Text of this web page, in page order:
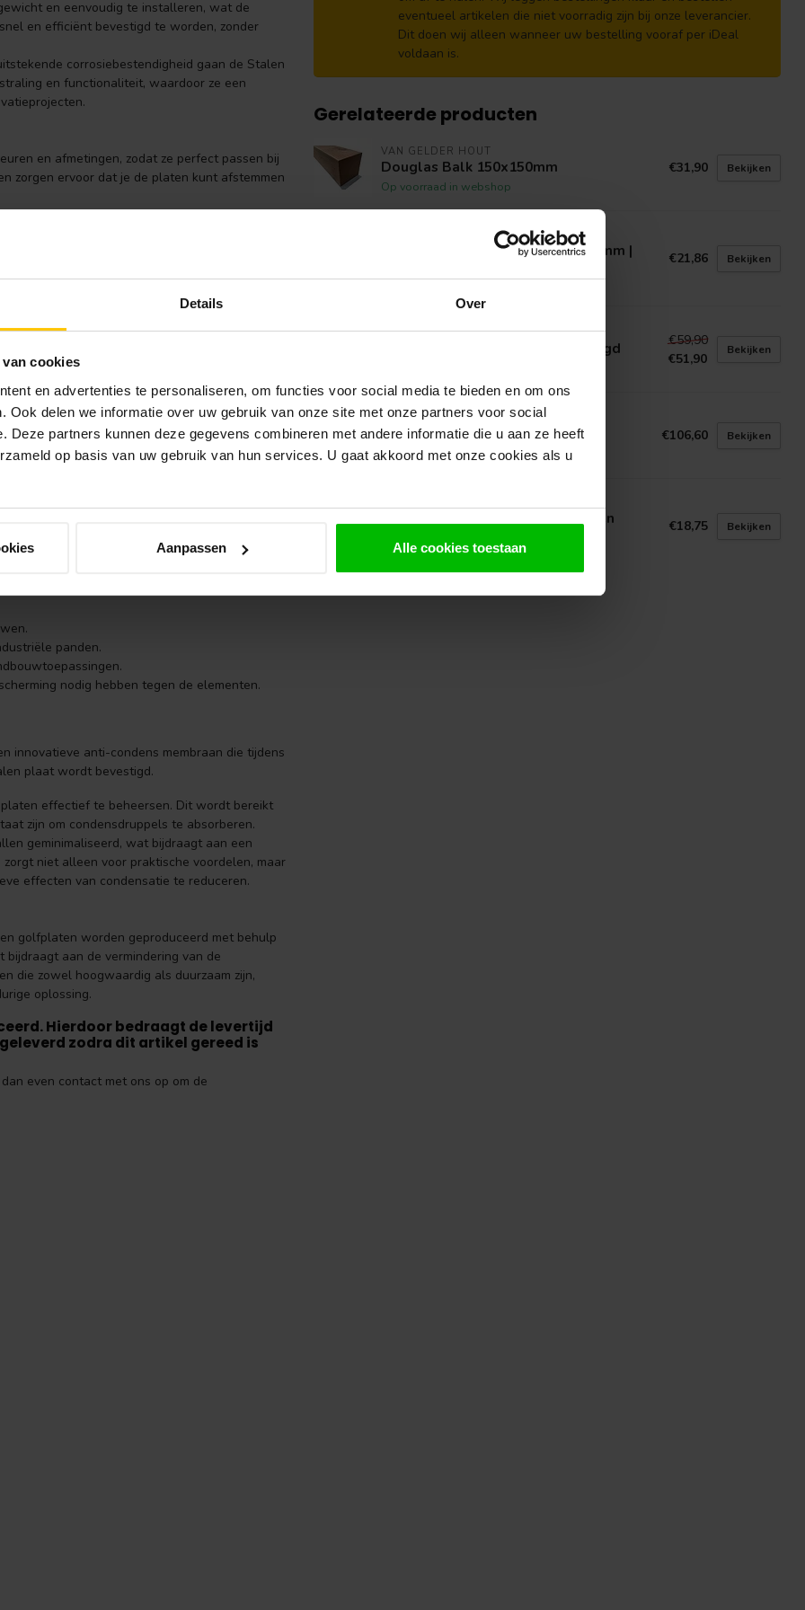
Details Over
cookies
en advertenties te personaliseren, om functies voor social media te bieden en om ons
Ook delen we informatie over uw gebruik van onze site met onze partners voor social
Deze partners kunnen deze gegevens combineren met andere informatie die u aan ze heeft
op basis van uw gebruik van hun services. U gaat akkoord met onze cookies als u
Aanpassen Alle cookies toestaan
en eenvoudig te installeren, wat de
en efficiënt bevestigd te worden, zonder
corrosiebestendigheid gaan de Stalen
en functionaliteit, waardoor ze een
en afmetingen, zodat ze perfect passen bij
zorgen ervoor dat je de platen kunt afstemmen
blauw,groen,grijs, enrood. Er zijn ook
panden.
nodig hebben tegen de elementen.
innovatieve anti-condens membraan die tijdens
plaat wordt bevestigd.
effectief te beheersen. Dit wordt bereikt
zijn om condensdruppels te absorberen.
geminimaliseerd, wat bijdraagt aan een
niet alleen voor praktische voordelen, maar
effecten van condensatie te reduceren.
golfplaten worden geproduceerd met behulp
aan de vermindering van de
die zowel hoogwaardig als duurzaam zijn,
oplossing.
Hierdoor bedraagt de levertijd
zodra dit artikel gereed is
even contact met ons op om de
eventueel artikelen die niet voorradig zijn bij onze leverancier.
Dit doen wij alleen wanneer uw bestelling vooraf per iDeal
voldaan is.
Gerelateerde producten
VAN GELDER HOUT
Douglas Balk 150x150mm
Op voorraad in webshop
€31,90 Bekijken
Bankirai Vlonderplanken 21x145mm |
Op voorraad in webshop
€21,86 Bekijken
VAN GELDER HOUT
Eiken Balk 150x150mm Fijnbezaagd
€59,90
€51,90
Bekijken
VAN GELDER HOUT
Red Cedar Boeideel 5850mm
Op voorraad in webshop
€106,60 Bekijken
Eiken Halfhouts vellingdeel | Eiken
Op voorraad in webshop
€18,75 Bekijken